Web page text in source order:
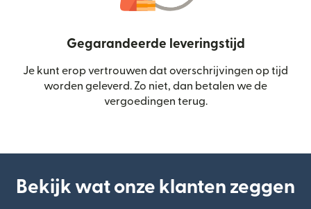
Gegarandeerde leveringstijd
Je kunt erop vertrouwen dat overschrijvingen op tijd
worden geleverd. Zo niet, dan betalen we de
vergoedingen terug.
Bekijk wat onze klanten zeggen